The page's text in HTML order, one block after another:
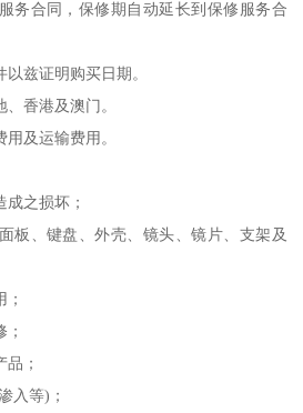
务合同，保修期自动延长到保修服务合
兹证明购买日期。
香港及澳门。
及运输费用。
之损坏；
板、键盘、外壳、镜头、镜片、支架及
；
入等) ；